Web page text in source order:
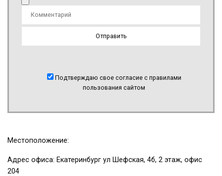
Подтверждаю свое согласие с правилами
пользования сайтом
Местоположение:
Адрес офиса: Екатеринбург ул Шефская, 4б, 2 этаж, офис
204